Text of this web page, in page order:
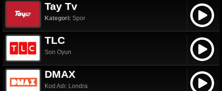
Tay Tv
Kategori: Spor
TLC
Son Oyun
DMAX
Kod Adı: Londra